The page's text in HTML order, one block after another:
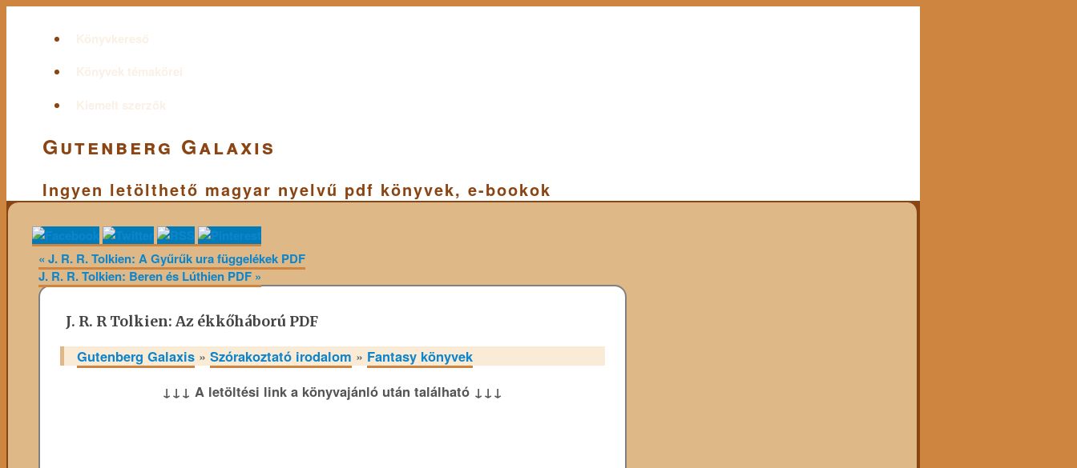
Könyvkereső
Könyvek témakörei
Kiemelt szerzők
Gutenberg Galaxis
Ingyen letölthető magyar nyelvű pdf könyvek, e-bookok
« J. R. R. Tolkien: A Gyűrűk ura függelékek PDF
J. R. R. Tolkien: Beren és Lúthien PDF »
J. R. R Tolkien: Az ékkőháború PDF
Gutenberg Galaxis » Szórakoztató irodalom » Fantasy könyvek
↓↓↓ A letöltési link a könyvajánló után található ↓↓↓